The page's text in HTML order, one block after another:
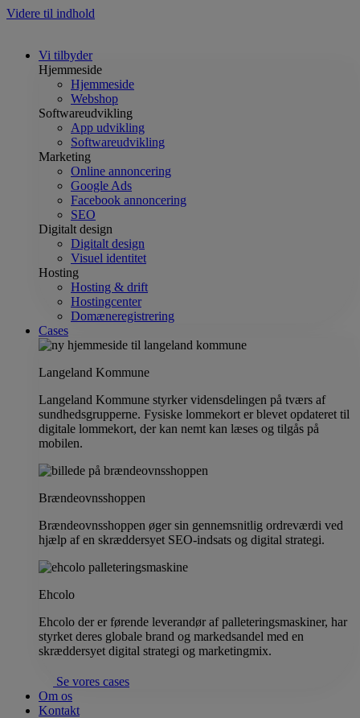
Videre til indhold
Vi tilbyder
Hjemmeside
Hjemmeside
Webshop
Softwareudvikling
App udvikling
Softwareudvikling
Marketing
Online annoncering
Google Ads
Facebook annoncering
SEO
Digitalt design
Digitalt design
Visuel identitet
Hosting
Hosting & drift
Hostingcenter
Domæneregistrering
Cases
Langeland Kommune
Langeland Kommune styrker vidensdelingen på tværs af
sundhedsgrupperne. Fysiske lommekort er blevet opdateret til
digitale lommekort, der kan nemt kan læses og tilgås på
mobilen.
Brændeovnsshoppen
Brændeovnsshoppen øger sin gennemsnitlig ordreværdi ved
hjælp af en skræddersyet SEO-indsats og digital strategi.
Ehcolo
Ehcolo der er førende leverandør af palleteringsmaskiner, har
styrket deres globale brand og markedsandel med en
skræddersyet digital strategi og marketingmix.
Se vores cases
Om os
Kontakt